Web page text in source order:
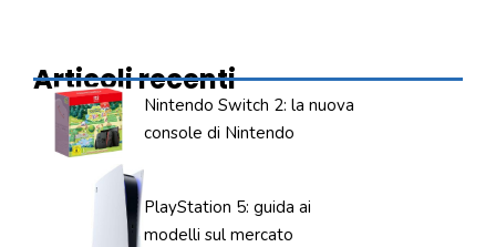
Articoli recenti
Nintendo Switch 2: la nuova
console di Nintendo
PlayStation 5: guida ai
modelli sul mercato